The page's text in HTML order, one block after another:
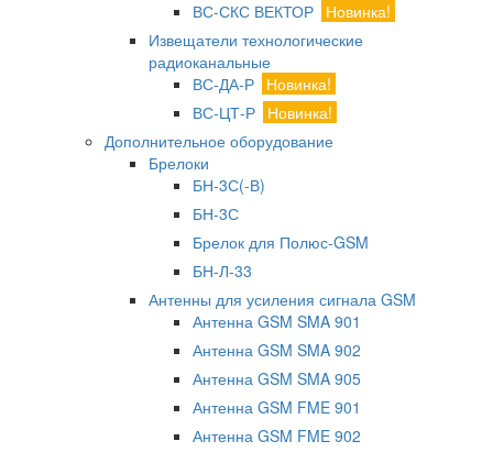
ВС-СКС ВЕКТОР Новинка!
Извещатели технологические
радиоканальные
ВС-ДА-Р Новинка!
ВС-ЦТ-Р Новинка!
Дополнительное оборудование
Брелоки
БН-3С(-В)
БН-3С
Брелок для Полюс-GSM
БН-Л-33
Антенны для усиления сигнала GSM
Антенна GSM SMA 901
Антенна GSM SMA 902
Антенна GSM SMA 905
Антенна GSM FME 901
Антенна GSM FME 902